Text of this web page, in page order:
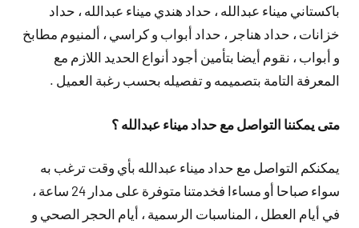
باكستاني ميناء عبدالله ، حداد هندي ميناء عبدالله ، حداد
خزانات ، حداد هناجر ، حداد أبواب و كراسي ، ألمنيوم مطابخ
و أبواب ، نقوم أيضا بتأمين أجود أنواع الحديد اللازم مع
المعرفة التامة بتصميمه و تفصيله بحسب رغبة العميل .
متى يمكننا التواصل مع حداد ميناء عبدالله ؟
يمكنكم التواصل مع حداد ميناء عبدالله بأي وقت ترغب به
سواء صباحا أو مساءا فخدمتنا متوفرة على مدار 24 ساعة ،
في أيام العطل ، المناسبات الرسمية ، أيام الحجر الصحي و